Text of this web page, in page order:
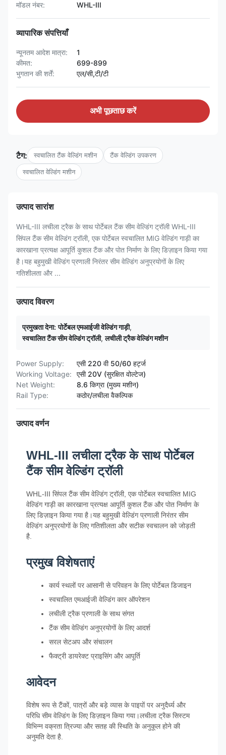
मॉडल नंबर:
WHL-III
व्यापारिक संपत्तियाँ
न्यूनतम आदेश मात्रा:
1
कीमत:
699-899
भुगतान की शर्तें:
एल/सी,टी/टी
अभी पूछताछ करें
टैग: स्वचालित टैंक वेल्डिंग मशीन टैंक वेल्डिंग उपकरण
स्वचालित वेल्डिंग मशीन
उत्पाद सारांश
WHL-III लचीला ट्रैक के साथ पोर्टेबल टैंक सीम वेल्डिंग ट्रॉली WHL-III
सिंपल टैंक सीम वेल्डिंग ट्रॉली, एक पोर्टेबल स्वचालित MIG वेल्डिंग गाड़ी का
कारखाना प्रत्यक्ष आपूर्ति कुशल टैंक और पोत निर्माण के लिए डिज़ाइन किया गया
है।यह बहुमुखी वेल्डिंग प्रणाली निरंतर सीम वेल्डिंग अनुप्रयोगों के लिए
गतिशीलता और ...
उत्पाद विवरण
प्रमुखता देना: पोर्टेबल एमआईजी वेल्डिंग गाड़ी,
स्वचालित टैंक सीम वेल्डिंग ट्रॉली,लचीली ट्रैक वेल्डिंग मशीन
Power Supply:
एसी 220 वी 50/60 हर्ट्ज
Working Voltage:
एसी 20V (सुरक्षित वोल्टेज)
Net Weight:
8.6 किग्रा (मुख्य मशीन)
Rail Type:
कठोर/लचीला वैकल्पिक
उत्पाद वर्णन
WHL-III लचीला ट्रैक के साथ पोर्टेबल
टैंक सीम वेल्डिंग ट्रॉली
WHL-III सिंपल टैंक सीम वेल्डिंग ट्रॉली, एक पोर्टेबल स्वचालित MIG
वेल्डिंग गाड़ी का कारखाना प्रत्यक्ष आपूर्ति कुशल टैंक और पोत निर्माण के
लिए डिज़ाइन किया गया है।यह बहुमुखी वेल्डिंग प्रणाली निरंतर सीम
वेल्डिंग अनुप्रयोगों के लिए गतिशीलता और सटीक स्वचालन को जोड़ती
है.
प्रमुख विशेषताएं
कार्य स्थलों पर आसानी से परिवहन के लिए पोर्टेबल डिजाइन
स्वचालित एमआईजी वेल्डिंग कार ऑपरेशन
लचीली ट्रैक प्रणाली के साथ संगत
टैंक सीम वेल्डिंग अनुप्रयोगों के लिए आदर्श
सरल सेटअप और संचालन
फैक्ट्री डायरेक्ट प्राइसिंग और आपूर्ति
आवेदन
विशेष रूप से टैंकों, पात्रों और बड़े व्यास के पाइपों पर अनुदैर्ध्य और
परिधि सीम वेल्डिंग के लिए डिज़ाइन किया गया।लचीला ट्रैक सिस्टम
विभिन्न वक्रता त्रिज्या और सतह की स्थिति के अनुकूल होने की
अनुमति देता है.